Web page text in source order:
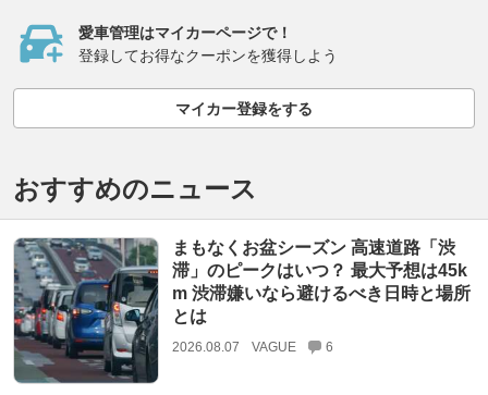
愛車管理はマイカーページで！
登録してお得なクーポンを獲得しよう
マイカー登録をする
おすすめのニュース
まもなくお盆シーズン 高速道路「渋
滞」のピークはいつ？ 最大予想は45k
m 渋滞嫌いなら避けるべき日時と場所
とは
2026.08.07 VAGUE 6